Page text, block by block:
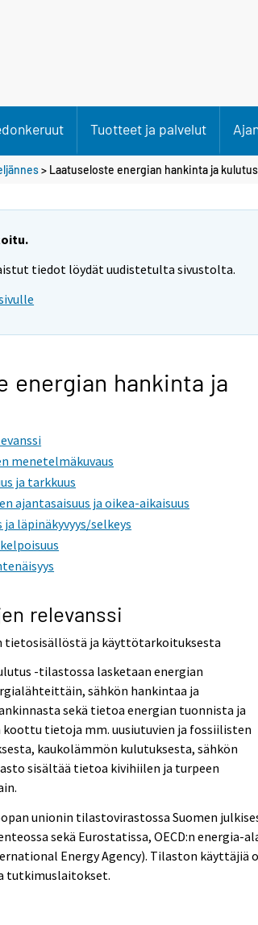
Tuotteet ja palvelut
> Laatuseloste energian hankinta ja kulutus
tiedot löydät uudistetulta sivustolta.
energian hankinta ja
menetelmäkuvaus
ja tarkkuus
ajantasaisuus ja oikea-aikaisuus
läpinäkyvyys/selkeys
relevanssi
tietosisällöstä ja käyttötarkoituksesta
-tilastossa lasketaan energian
sähkön hankintaa ja
sekä tietoa energian tuonnista ja
tietoja mm. uusiutuvien ja fossiilisten
kaukolämmön kulutuksesta, sähkön
sisältää tietoa kivihiilen ja turpeen
unionin tilastovirastossa Suomen
sekä Eurostatissa, OECD:n energia-
Energy Agency). Tilaston käyttäjiä
tutkimuslaitokset.